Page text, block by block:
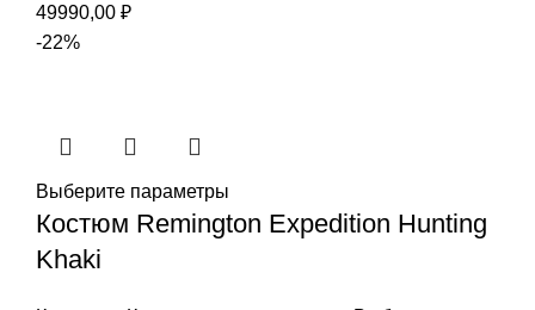
49990,00 ₽
-22%
Выберите параметры
Костюм Remington Expedition Hunting
Khaki